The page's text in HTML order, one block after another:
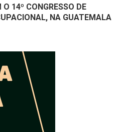
14º CONGRESSO DE
NA GUATEMALA